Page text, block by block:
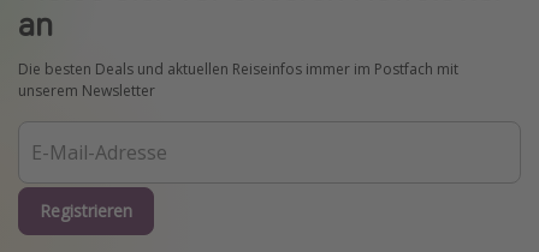
an
Die besten Deals und aktuellen Reiseinfos immer im Postfach mit
unserem Newsletter
Registrieren